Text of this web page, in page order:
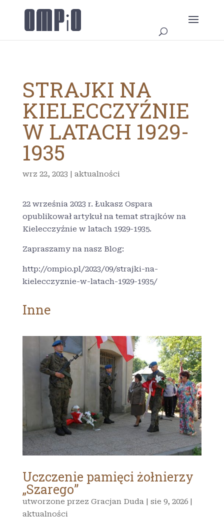
STRAJKI NA
KIELECCZYŹNIE
W LATACH 1929-
1935
wrz 22, 2023 | aktualności
22 września 2023 r. Łukasz Ospara
opublikował artykuł na temat strajków na
Kielecczyźnie w latach 1929-1935.
Zapraszamy na nasz Blog:
http://ompio.pl/2023/09/strajki-na-
kielecczyznie-w-latach-1929-1935/
Inne
Uczczenie pamięci żołnierzy
„Szarego”
utworzone przez Gracjan Duda| sie 9, 2026|
aktualności